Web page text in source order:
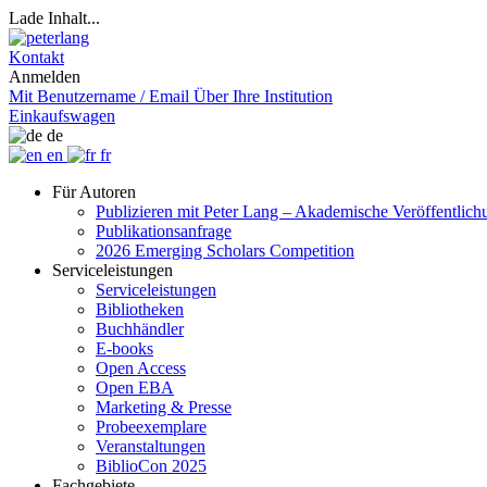
Lade Inhalt...
Kontakt
Anmelden
Mit Benutzername / Email Über Ihre Institution
Einkaufswagen
de
en
fr
Für Autoren
Publizieren mit Peter Lang – Akademische
Publikationsanfrage
2026 Emerging Scholars Competition
Serviceleistungen
Serviceleistungen
Bibliotheken
Buchhändler
E-books
Open Access
Open EBA
Marketing & Presse
Probeexemplare
Veranstaltungen
BiblioCon 2025